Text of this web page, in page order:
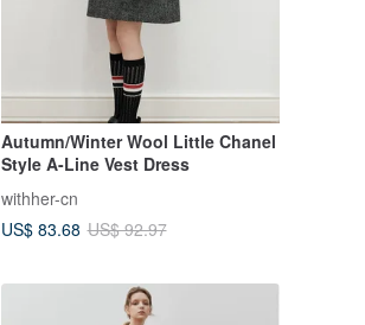
Autumn/Winter Wool Little Chanel
Style A-Line Vest Dress
withher-cn
US$ 83.68 US$ 92.97